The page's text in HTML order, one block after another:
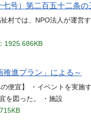
号）第二百五十二条の
村では、NPO法人が運営
1925.686KB
進プラン」による～
便宜】 ・イベントを実施す
を図った。 ・施設